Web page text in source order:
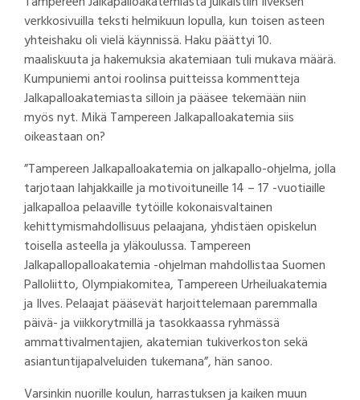
verkkosivuilla teksti helmikuun lopulla, kun toisen asteen
yhteishaku oli vielä käynnissä. Haku päättyi 10.
maaliskuuta ja hakemuksia akatemiaan tuli mukava määrä.
Kumpuniemi antoi roolinsa puitteissa kommentteja
Jalkapalloakatemiasta silloin ja pääsee tekemään niin
myös nyt. Mikä Tampereen Jalkapalloakatemia siis
oikeastaan on?
”Tampereen Jalkapalloakatemia on jalkapallo-ohjelma, jolla
tarjotaan lahjakkaille ja motivoituneille 14 – 17 -vuotiaille
jalkapalloa pelaaville tytöille kokonaisvaltainen
kehittymismahdollisuus pelaajana, yhdistäen opiskelun
toisella asteella ja yläkoulussa. Tampereen
Jalkapallopalloakatemia -ohjelman mahdollistaa Suomen
Palloliitto, Olympiakomitea, Tampereen Urheiluakatemia
ja Ilves. Pelaajat pääsevät harjoittelemaan paremmalla
päivä- ja viikkorytmillä ja tasokkaassa ryhmässä
ammattivalmentajien, akatemian tukiverkoston sekä
asiantuntijapalveluiden tukemana”, hän sanoo.
Varsinkin nuorille koulun, harrastuksen ja kaiken muun